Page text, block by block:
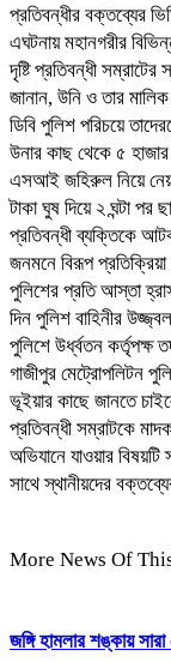
প্রতিবন্ধীর বক্তব্যের
এঘটনায় মহানগরীর
দৃষ্টি প্রতিবন্ধী
জানান, উনি ও তার
ডিবি পুলিশ পরিচয়ে
উনার কাছ থেকে ৫ হাজার
এসআই জহিরুল নিয়ে
টাকা ঘুষ দিয়ে ২ ঘন্টা পর
প্রতিবন্ধী ব্যক্তিকে
জনমনে বিরূপ প্রতিক্রিয়া
পুলিশের প্রতি আস্তা
দিন পুলিশ বাহিনীর
পুলিশে উর্ধ্বতন কর্তৃপক্ষ
গাজীপুর মেট্রোপলিটন
ভূইয়ার কাছে জানতে
প্রতিবন্ধী সম্রাটকে
অভিযানে যাওয়ার
সাথে স্থানীয়দের
More News Of
জঙ্গি হামলার শঙ্কায়